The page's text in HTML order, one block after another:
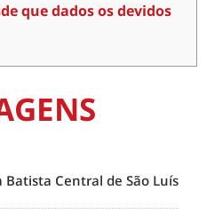
que dados os devidos
Batista Central de São Luís